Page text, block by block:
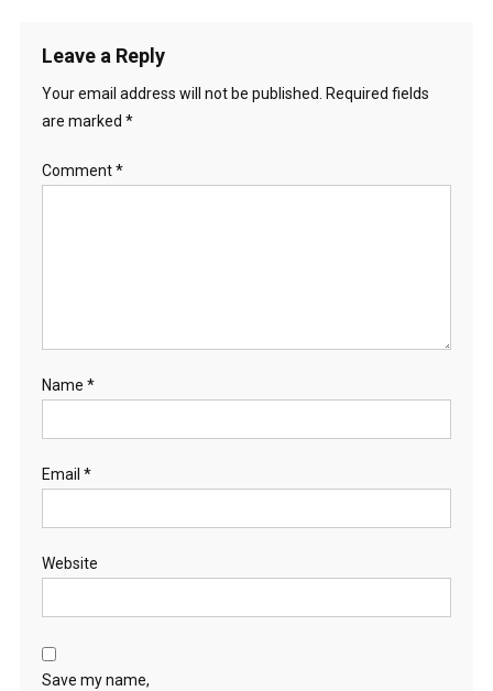
Leave a Reply
Your email address will not be published. Required fields
are marked *
Comment*
Name *
Email *
Website
Save my name,